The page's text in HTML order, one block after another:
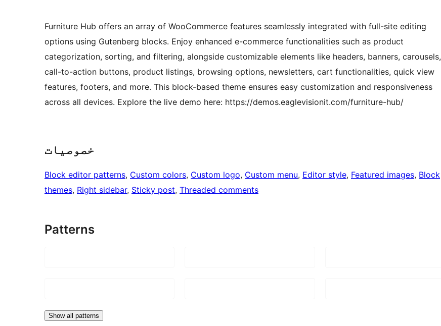
Furniture Hub offers an array of WooCommerce features seamlessly integrated with full-site editing
options using Gutenberg blocks. Enjoy enhanced e-commerce functionalities such as product
categorization, sorting, and filtering, alongside customizable elements like headers, banners, carousels,
call-to-action buttons, product listings, browsing options, newsletters, cart functionalities, quick view
features, footers, and more. This block-based theme ensures easy customization and responsiveness
across all devices. Explore the live demo here: https://demos.eaglevisionit.com/furniture-hub/
خصوصیات
Block editor patterns, Custom colors, Custom logo, Custom menu, Editor style, Featured images, Block
themes, Right sidebar, Sticky post, Threaded comments
Patterns
Show all patterns